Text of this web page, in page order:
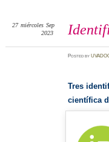
27 miércoles Sep
2023
Postedby
Tres
científica